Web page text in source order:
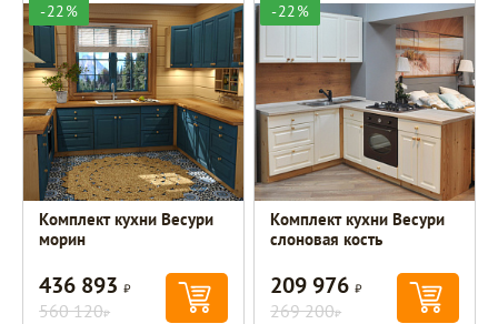
-22%
Комплект кухни Весури
морин
436 893Р
560 120Р
-22%
Комплект кухни Весури
слоновая кость
209 976Р
269 200Р